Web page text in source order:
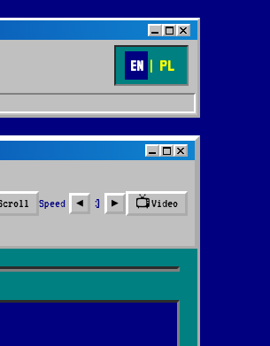
EN | PL
Speed ◀︎ 3 ▶︎ 📺Video